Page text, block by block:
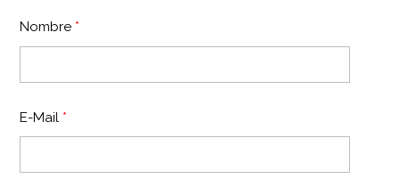
Nombre *
E-Mail *